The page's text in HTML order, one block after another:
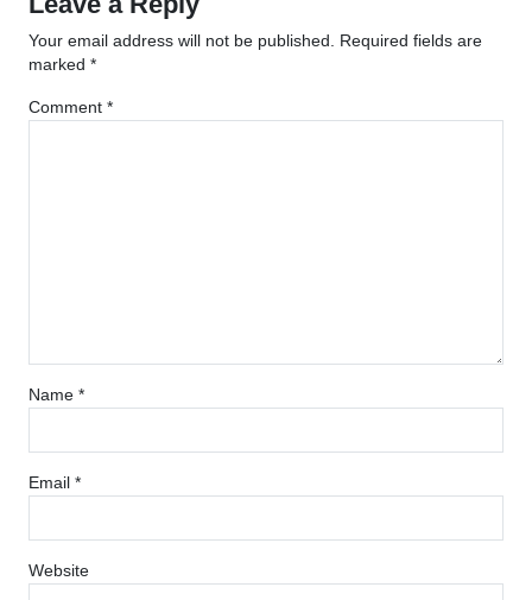
Your email address will not be published. Required fields are
marked *
Comment *
Name *
Email *
Website